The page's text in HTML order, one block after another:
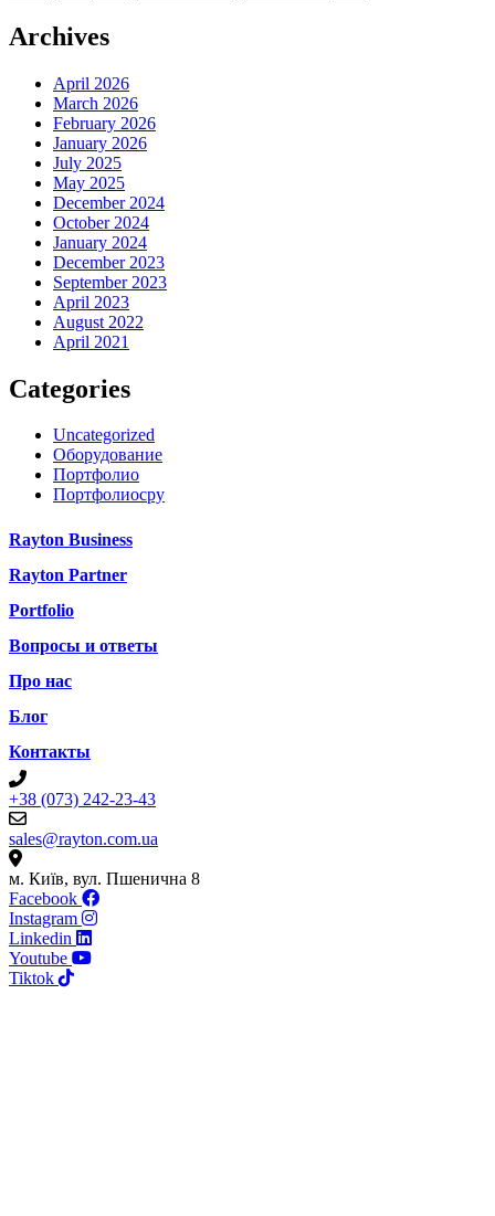
Archives
April 2026
March 2026
February 2026
January 2026
July 2025
May 2025
December 2024
October 2024
January 2024
December 2023
September 2023
April 2023
August 2022
April 2021
Categories
Uncategorized
Оборудование
Портфолио
Портфолиосру
Rayton Business
Rayton Partner
Portfolio
Вопросы и ответы
Про нас
Блог
Контакты
+38 (073) 242-23-43
sales@rayton.com.ua
м. Київ, вул. Пшенична 8
Facebook
Instagram
Linkedin
Youtube
Tiktok